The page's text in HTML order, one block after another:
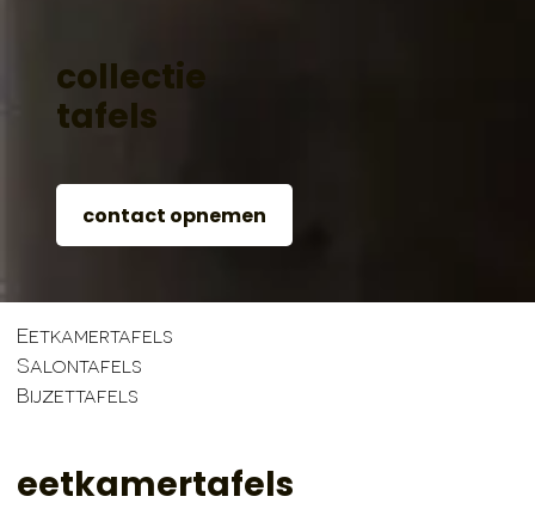
collectie
tafels
contact opnemen
eetkamertafels
Eetkamertafels
Salontafels
Bijzettafels